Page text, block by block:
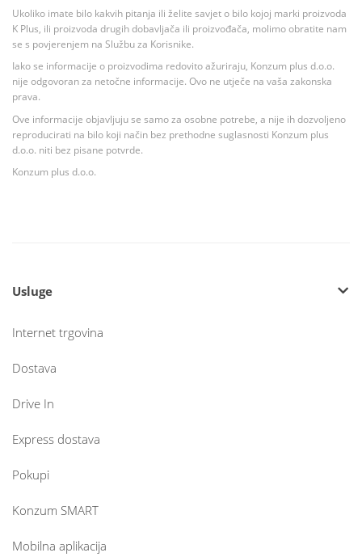
Ukoliko imate bilo kakvih pitanja ili želite savjet o bilo kojoj marki proizvoda
K Plus, ili proizvoda drugih dobavljača ili proizvođača, molimo obratite nam
se s povjerenjem na Službu za Korisnike.
Iako se informacije o proizvodima redovito ažuriraju, Konzum plus d.o.o.
nije odgovoran za netočne informacije. Ovo ne utječe na vaša zakonska
prava.
Ove informacije objavljuju se samo za osobne potrebe, a nije ih dozvoljeno
reproducirati na bilo koji način bez prethodne suglasnosti Konzum plus
d.o.o. niti bez pisane potvrde.
Konzum plus d.o.o.
Usluge
Internet trgovina
Dostava
Drive In
Express dostava
Pokupi
Konzum SMART
Mobilna aplikacija